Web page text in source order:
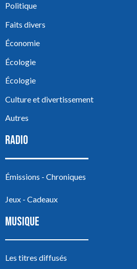
Politique
Faits divers
Économie
Écologie
Écologie
Culture et divertissement
Autres
RADIO
Émissions - Chroniques
Jeux - Cadeaux
MUSIQUE
Les titres diffusés